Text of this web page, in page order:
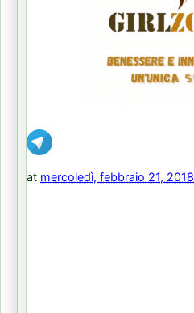
at mercoledì, febbraio 21, 2018